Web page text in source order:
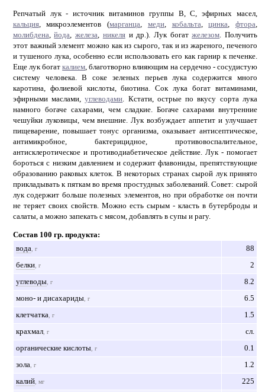
Репчатый лук - источник витаминов группы В, С, эфирных масел,
кальция, микроэлементов (марганца меди, кобальта ,цинка фтора
молибдена ,йода ,железа никеляи др.). Лук богатжелезом . Получить
этот важный элемент можно как из сырого, так и из жареного, печеного
и тушеного лука, особенно если использовать его как гарнир к печенке.
Еще лук богаткалием , благотворно влияющим на сердечно - сосудистую
систему человека. В соке зеленых перьев лука содержится много
каротина, фолиевой кислоты, биотина. Сок лука богат витаминами,
эфирными маслами,углеводами . Кстати, острые по вкусу сорта лука
намного богаче сахарами, чем сладкие. Богаче сахарами внутренние
чешуйки луковицы, чем внешние. Лук возбуждает аппетит и улучшает
пищеварение, повышает тонус организма, оказывает антисептическое,
антимикробное, бактерицидное, противовоспалительное,
антисклеротическое и противодиабетическое действие. Лук - помогает
бороться с низким давлением и содержит флавониды, препятствующие
образованию раковых клеток. В некоторых странах сырой лук принято
прикладывать к пяткам во время простудных заболеваний. Совет: сырой
лук содержит больше полезных элементов, но при обработке он почти
не теряет своих свойств. Можно есть сырым - класть в бутерброды и
салаты, а можно запекать с мясом, добавлять в супы и рагу.
Состав 100 гр. продукта:
вода , г
88
белки, г
2
углеводы, г
8.2
моно- и дисахариды, г
6.5
клетчатка , г
1.5
крахмал, г
сл.
органические кислоты, г
0.1
зола , г
1.2
калий, мг
225